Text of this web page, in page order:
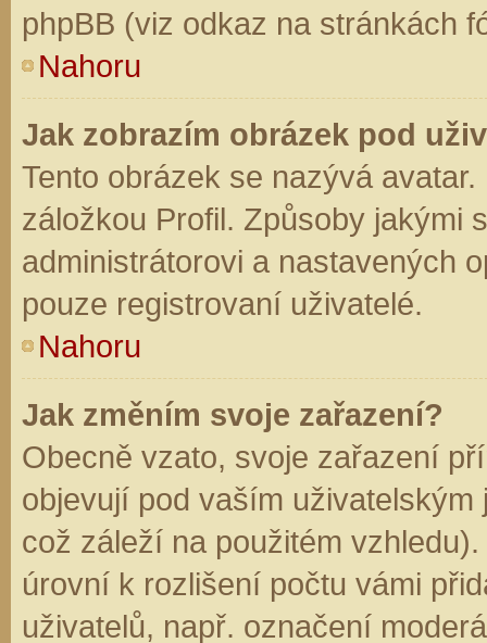
phpBB (viz odkaz na stránkách
Nahoru
Jak zobrazím obrázek pod
Tento obrázek se nazývá
záložkou Profil. Způsoby jakými
administrátorovi a nastavených
pouze registrovaní uživatelé.
Nahoru
Jak změním svoje zařazení?
Obecně vzato, svoje zařazení
objevují pod vaším
což záleží na použitém
úrovní k rozlišení počtu vámi
uživatelů, např. označení